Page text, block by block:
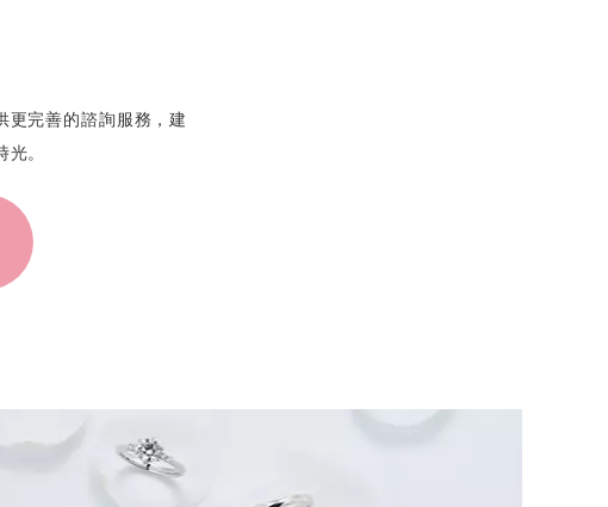
更完善的諮詢服務，建
。